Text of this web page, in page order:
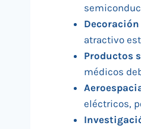
atractivo
Productos
médicos
eléctricos,